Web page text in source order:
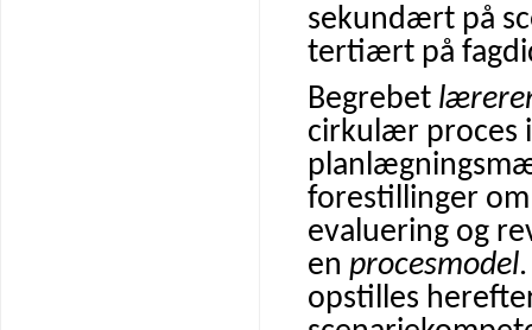
sekundært på
tertiært på
Begrebet
cirkulær proces
forestillinger
evaluering og
en procesmodel
opstilles